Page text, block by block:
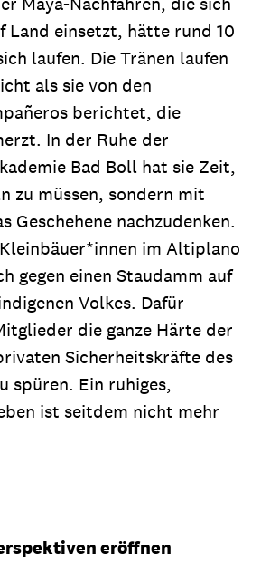
Land einsetzt, hätte rund 10
laufen. Die Tränen laufen
als sie von den
berichtet, die
In der Ruhe der
Bad Boll hat sie Zeit,
zu müssen, sondern mit
Geschehene nachzudenken.
im Altiplano
gegen einen Staudamm auf
Volkes. Dafür
die ganze Härte der
Sicherheitskräfte des
spüren. Ein ruhiges,
ist seitdem nicht mehr
eröffnen